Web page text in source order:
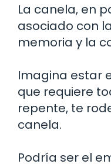
La canela, en
asociado con
memoria y la
Imagina estar
que requiere
repente, te
canela.
Podría ser el